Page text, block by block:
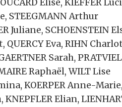
Elise, KIEFFER
STEEGMANN Arthur
Juliane, SCHOENSTEIN
QUERCY Eva, RIHN
Sarah,
Raphaël, WILT Lise
KOERPER Anne-
KNEPFLER Elian,